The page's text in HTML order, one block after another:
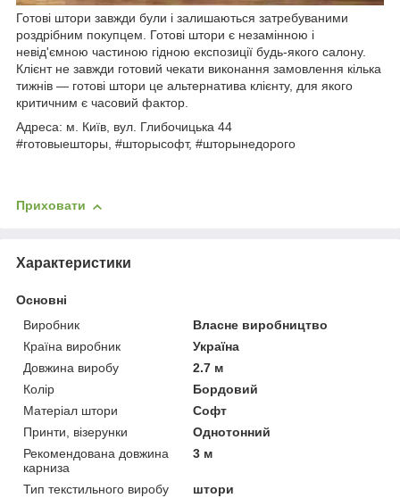
Готові штори завжди були і залишаються затребуваними
роздрібним покупцем. Готові штори є незамінною і
невід'ємною частиною гідною експозиції будь-якого салону.
Клієнт не завжди готовий чекати виконання замовлення кілька
тижнів ― готові штори це альтернатива клієнту, для якого
критичним є часовий фактор.
Адреса: м. Київ, вул. Глибочицька 44
#готовыешторы, #шторысофт, #шторынедорого
Приховати
Характеристики
Основні
Виробник
Власне виробництво
Країна виробник
Україна
Довжина виробу
2.7 м
Колір
Бордовий
Матеріал штори
Софт
Принти, візерунки
Однотонний
Рекомендована довжина
карниза
3 м
Тип текстильного виробу
штори